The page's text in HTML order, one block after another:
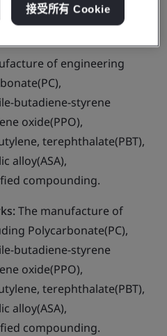
of engineering
butadiene-styrene
oxide(PPO),
terephthalate(PBT),
alloy(ASA),
compounding.
The manufacture of
Polycarbonate(PC),
butadiene-styrene
oxide(PPO),
terephthalate(PBT),
alloy(ASA),
compounding.
接受所有 Cookie